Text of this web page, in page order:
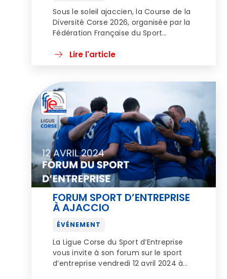
Sous le soleil ajaccien, la Course de la
Diversité Corse 2026, organisée par la
Fédération Française du Sport
samedi 12 avril dès 8h au Domaine
la cohésion. Ouvert à tous, sportifs
confirmés, coureurs du dimanche ou
simples […]
Lire l'article
FORUM SPORT D’ENTREPRISE
À AJACCIO
ÉVÉNEMENT
La Ligue Corse du Sport d’Entreprise
vous invite à son forum sur le sport
d’entreprise vendredi 12 avril 2024 à